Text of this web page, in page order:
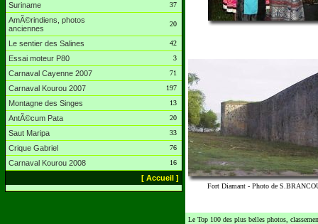
Suriname 37
AmÃ©rindiens, photos
anciennes
20
Le sentier des Salines 42
Essai moteur P80 3
Carnaval Cayenne 2007 71
Carnaval Kourou 2007 197
Montagne des Singes 13
AntÃ©cum Pata 20
Saut Maripa 33
Crique Gabriel 76
Carnaval Kourou 2008 16
[ Accueil ]
Fort Diamant - Photo de
Le Top 100 des plus belles photos,